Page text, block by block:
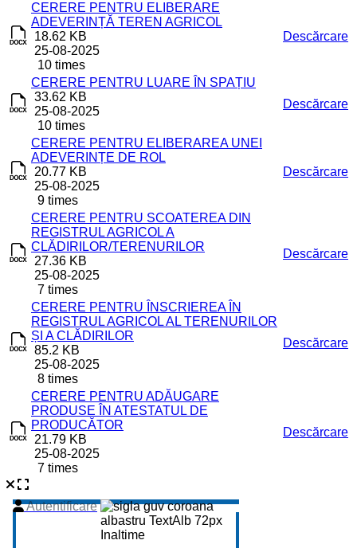
CERERE PENTRU ELIBERARE
ADEVERINȚĂ TEREN AGRICOL
18.62 KB
25-08-2025
10 times
Descărcare
CERERE PENTRU LUARE ÎN SPAȚIU
33.62 KB
25-08-2025
10 times
Descărcare
CERERE PENTRU ELIBERAREA UNEI
ADEVERINȚE DE ROL
20.77 KB
25-08-2025
9 times
Descărcare
CERERE PENTRU SCOATEREA DIN
REGISTRUL AGRICOL A
CLĂDIRILOR/TERENURILOR
27.36 KB
25-08-2025
7 times
Descărcare
CERERE PENTRU ÎNSCRIEREA ÎN
REGISTRUL AGRICOL AL TERENURILOR
ȘI A CLĂDIRILOR
85.2 KB
25-08-2025
8 times
Descărcare
CERERE PENTRU ADĂUGARE
PRODUSE ÎN ATESTATUL DE
PRODUCĂTOR
21.79 KB
25-08-2025
7 times
Descărcare